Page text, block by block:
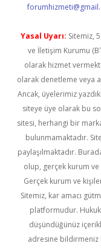
Yasal Uyarı: Sitemiz,
ve İletişim Kurumu
olarak hizmet
olarak denetleme veya
Ancak, üyelerimiz
siteye üye olarak bu
sitesi, herhangi bir
bulunmamaktadır.
paylaşılmaktadır.
olup, gerçek kurum ve
Gerçek kurum ve
Sitemiz, kar amacı
platformudur.
düşündüğünüz
adresine bildirmeniz